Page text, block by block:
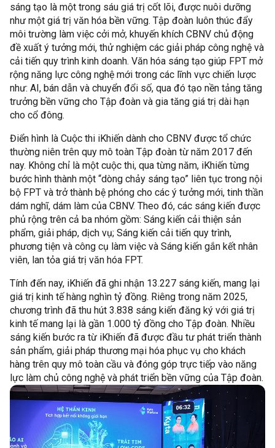
sáng tạo là một trong sáu giá trị cốt lõi, được nuôi dưỡng
như một giá trị văn hóa bền vững. Tập đoàn luôn thúc đẩy
môi trường làm việc cởi mở, khuyến khích CBNV chủ động
đề xuất ý tưởng mới, thử nghiệm các giải pháp công nghệ và
cải tiến quy trình kinh doanh. Văn hóa sáng tạo giúp FPT mở
rộng năng lực công nghệ mới trong các lĩnh vực chiến lược
như: AI, bán dẫn và chuyển đổi số, qua đó tạo nền tảng tăng
trưởng bền vững cho Tập đoàn và gia tăng giá trị dài hạn
cho cổ đông.
Điển hình là Cuộc thi iKhiến dành cho CBNV được tổ chức
thường niên trên quy mô toàn Tập đoàn từ năm 2017 đến
nay. Không chỉ là một cuộc thi, qua từng năm, iKhiến từng
bước hình thành một “dòng chảy sáng tạo” liên tục trong nội
bộ FPT và trở thành bệ phóng cho các ý tưởng mới, tinh thần
dám nghĩ, dám làm của CBNV. Theo đó, các sáng kiến được
phủ rộng trên cả ba nhóm gồm: Sáng kiến cải thiện sản
phẩm, giải pháp, dịch vụ; Sáng kiến cải tiến quy trình,
phương tiện và công cụ làm việc và Sáng kiến gắn kết nhân
viên, lan tỏa giá trị văn hóa FPT.
Tính đến nay, iKhiến đã ghi nhận 13.227 sáng kiến, mang lại
giá trị kinh tế hàng nghìn tỷ đồng. Riêng trong năm 2025,
chương trình đã thu hút 3.838 sáng kiến đăng ký với giá trị
kinh tế mang lại là gần 1.000 tỷ đồng cho Tập đoàn. Nhiều
sáng kiến bước ra từ iKhiến đã được đầu tư phát triển thành
sản phẩm, giải pháp thương mại hóa phục vụ cho khách
hàng trên quy mô toàn cầu và đóng góp trực tiếp vào năng
lực làm chủ công nghệ và phát triển bền vững của Tập đoàn.